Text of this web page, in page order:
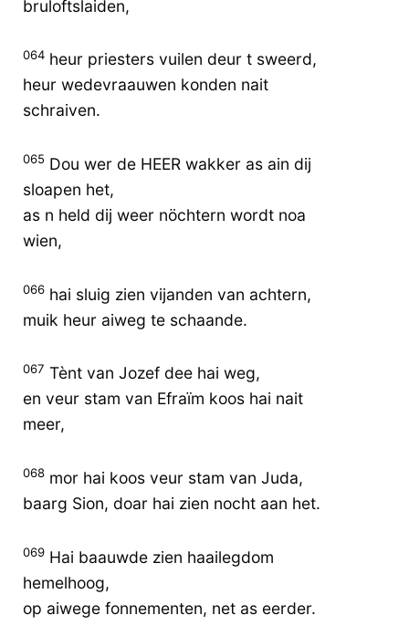
bruloftslaiden,
064 heur priesters vuilen deur t sweerd,
heur wedevraauwen konden nait
schraiven.
065 Dou wer de HEER wakker as ain dij
sloapen het,
as n held dij weer nöchtern wordt noa
wien,
066 hai sluig zien vijanden van achtern,
muik heur aiweg te schaande.
067 Tènt van Jozef dee hai weg,
en veur stam van Efraïm koos hai nait
meer,
068 mor hai koos veur stam van Juda,
baarg Sion, doar hai zien nocht aan het.
069 Hai baauwde zien haailegdom
hemelhoog,
op aiwege fonnementen, net as eerder.